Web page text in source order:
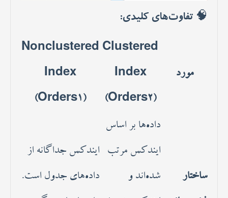
🧠 تفاوت‌های کلیدی:
مورد
Clustered
Index
(Orders2)
Nonclustered
Index
(Orders1)
ساختار
داده‌ها بر اساس
ایندکس مرتب
شده‌اند و
ایندکس جداگانه از
داده‌های جدول است.